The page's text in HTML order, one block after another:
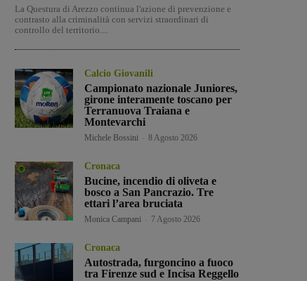
La Questura di Arezzo continua l'azione di prevenzione e
contrasto alla criminalità con servizi straordinari di
controllo del territorio....
Calcio Giovanili
Campionato nazionale Juniores,
girone interamente toscano per
Terranuova Traiana e
Montevarchi
Michele Bossini 8 Agosto 2026
Cronaca
Bucine, incendio di oliveta e
bosco a San Pancrazio. Tre
ettari l’area bruciata
Monica Campani 7 Agosto 2026
Cronaca
Autostrada, furgoncino a fuoco
tra Firenze sud e Incisa Reggello